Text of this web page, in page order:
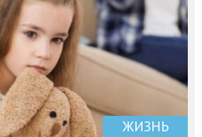
ЖИЗНЬ